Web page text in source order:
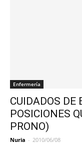
Enfermería
CUIDADOS DE
POSICIONES
PRONO)
Nuria - 2010/06/08